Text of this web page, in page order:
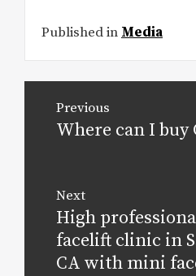
Published in Media
navigation
Previous
Previous
Where can I buy
Next
Next
post:
High
facelift clinic in
CA with mini